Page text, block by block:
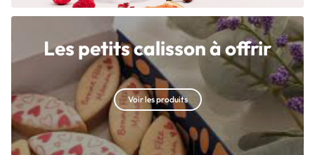
Les petits calisson à offrir
Voir les produits